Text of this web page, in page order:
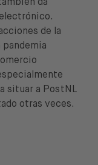
da
de la
pandemia
situar a PostNL
otras veces.